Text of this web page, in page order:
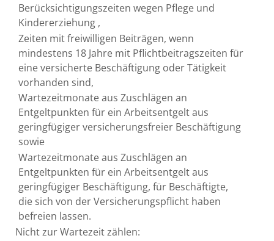
Berücksichtigungszeiten wegen Pflege und
Kindererziehung ,
Zeiten mit freiwilligen Beiträgen, wenn
mindestens 18 Jahre mit Pflichtbeitragszeiten für
eine versicherte Beschäftigung oder Tätigkeit
vorhanden sind,
Wartezeitmonate aus Zuschlägen an
Entgeltpunkten für ein Arbeitsentgelt aus
geringfügiger versicherungsfreier Beschäftigung
sowie
Wartezeitmonate aus Zuschlägen an
Entgeltpunkten für ein Arbeitsentgelt aus
geringfügiger Beschäftigung, für Beschäftigte,
die sich von der Versicherungspflicht haben
befreien lassen.
Nicht zur Wartezeit zählen: